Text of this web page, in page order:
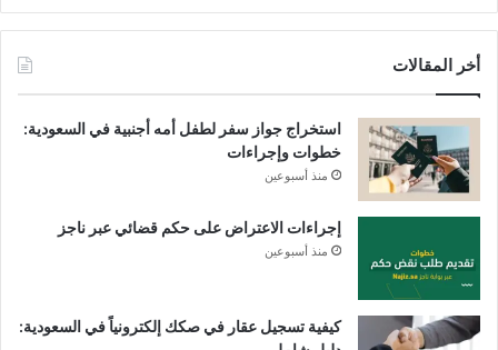
أخر المقالات
استخراج جواز سفر لطفل أمه أجنبية في السعودية:
خطوات وإجراءات
منذ أسبوعين
إجراءات الاعتراض على حكم قضائي عبر ناجز
منذ أسبوعين
كيفية تسجيل عقار في صكك إلكترونياً في السعودية: